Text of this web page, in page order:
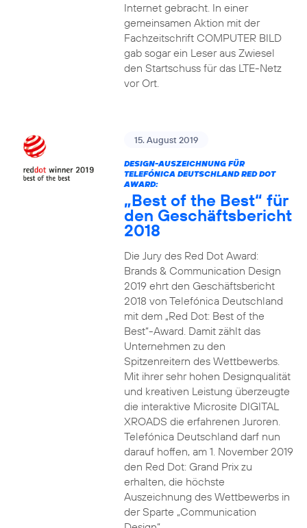
Internet gebracht. In einer
gemeinsamen Aktion mit der
Fachzeitschrift COMPUTER BILD
gab sogar ein Leser aus Zwiesel
den Startschuss für das LTE-Netz
vor Ort.
15. August 2019
DESIGN-AUSZEICHNUNG FÜR
TELEFÓNICA DEUTSCHLAND RED DOT
AWARD:
„Best of the Best“ für
den Geschäftsbericht
2018
Die Jury des Red Dot Award:
Brands & Communication Design
2019 ehrt den Geschäftsbericht
2018 von Telefónica Deutschland
mit dem „Red Dot: Best of the
Best“-Award. Damit zählt das
Unternehmen zu den
Spitzenreitern des Wettbewerbs.
Mit ihrer sehr hohen Designqualität
und kreativen Leistung überzeugte
die interaktive Microsite DIGITAL
XROADS die erfahrenen Juroren.
Telefónica Deutschland darf nun
darauf hoffen, am 1. November 2019
den Red Dot: Grand Prix zu
erhalten, die höchste
Auszeichnung des Wettbewerbs in
der Sparte „Communication